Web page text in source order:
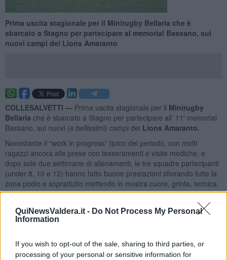
QuiNewsValdera.it - Do Not Process My Personal
Information
If you wish to opt-out of the sale, sharing to third parties, or
processing of your personal or sensitive information for
Prima uscita stagionale per il Minirugby Bellaria che è
sbarcato a Stagno per partecipare al memorial Bassano, sui
nuovi campi dei Lions Amaranto
COLLESALVETTI — Prima uscita stagionale per il Minirugby
Bellaria che è sbarcato a Stagno per partecipare all’ 11′ memorial
Bassano, sui nuovi (e bellissimi) campi dei Lions Amaranto.
Nonostante il “work in progress” tipico del periodo, con molti
ragazzi ancora alle prese con tesseramenti e visite mediche, e
dopo sole due settimane di allenamenti, le tre squadre partecipanti
(under 8, 10 e 12) hanno fatto buone prestazioni sfiorando tutte la
zona podio e soprattutto mettendo in mostra cuore, grinta, tecnica
e unità di squadra. Al torneo, divenuto ormai una manifestazione di
livello interregionale erano presenti, oltre naturalmente ai padroni di
casaLions, Amatori Genova, Parabiago, Union Rugby Arezzo,
Scandicci, Cecina e Titani per un totale di oltre 350 ragazzi.